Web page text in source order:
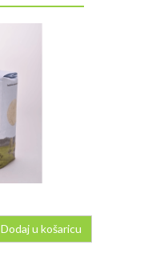
Dodaj u košaricu